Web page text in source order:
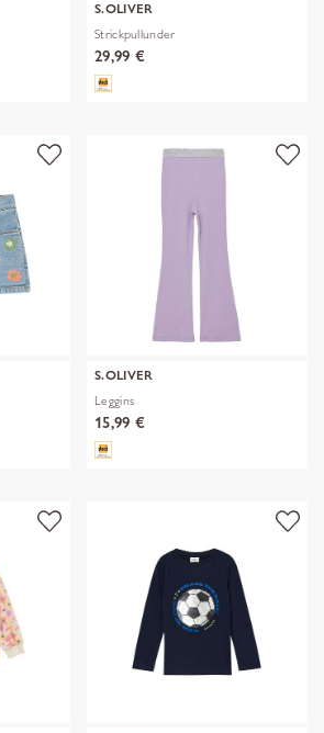
S.OLIVER
Strickpullunder
29,99 €
S.OLIVER
Leggins
15,99 €